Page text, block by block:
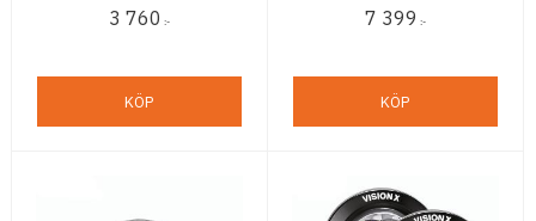
Trygghetsgaranti
3 760 :-
KÖP
Trygghetsgaranti
7 399 :-
KÖP